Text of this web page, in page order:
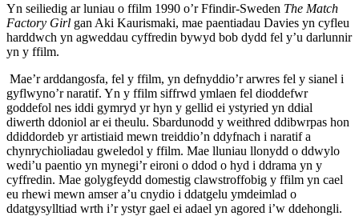
Yn seiliedig ar luniau o ffilm 1990 o’r Ffindir-Sweden The Match
Factory Girl gan Aki Kaurismaki, mae paentiadau Davies yn cyfleu
harddwch yn agweddau cyffredin bywyd bob dydd fel y’u darlunnir
yn y ffilm.
Mae’r arddangosfa, fel y ffilm, yn defnyddio’r arwres fel y sianel i
gyflwyno’r naratif. Yn y ffilm siffrwd ymlaen fel dioddefwr
goddefol nes iddi gymryd yr hyn y gellid ei ystyried yn ddial
diwerth ddoniol ar ei theulu. Sbardunodd y weithred ddibwrpas hon
ddiddordeb yr artistiaid mewn treiddio’n ddyfnach i naratif a
chynrychioliadau gweledol y ffilm. Mae lluniau llonydd o ddwylo
wedi’u paentio yn mynegi’r eironi o ddod o hyd i ddrama yn y
cyffredin. Mae golygfeydd domestig clawstroffobig y ffilm yn cael
eu rhewi mewn amser a’u cnydio i ddatgelu ymdeimlad o
ddatgysylltiad wrth i’r ystyr gael ei adael yn agored i’w ddehongli.